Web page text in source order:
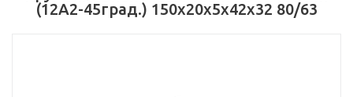
(12А2-45град.) 150х20х5х42х32 80/63